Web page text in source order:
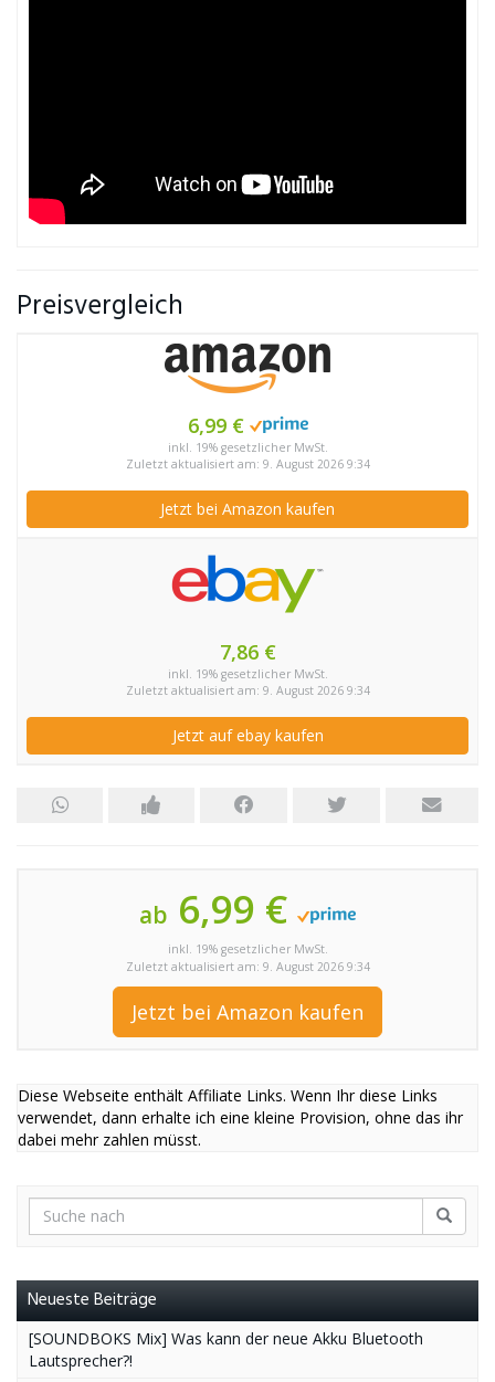
Preisvergleich
6,99 €
inkl. 19% gesetzlicher MwSt.
Zuletzt aktualisiert am: 9. August 2026 9:34
Jetzt bei Amazon kaufen
7,86 €
inkl. 19% gesetzlicher MwSt.
Zuletzt aktualisiert am: 9. August 2026 9:34
Jetzt auf ebay kaufen
ab 6,99 €
inkl. 19% gesetzlicher MwSt.
Zuletzt aktualisiert am: 9. August 2026 9:34
Jetzt bei Amazon kaufen
Diese Webseite enthält Affiliate Links. Wenn Ihr diese Links
verwendet, dann erhalte ich eine kleine Provision, ohne das ihr
dabei mehr zahlen müsst.
Neueste Beiträge
[SOUNDBOKS Mix] Was kann der neue Akku Bluetooth
Lautsprecher?!